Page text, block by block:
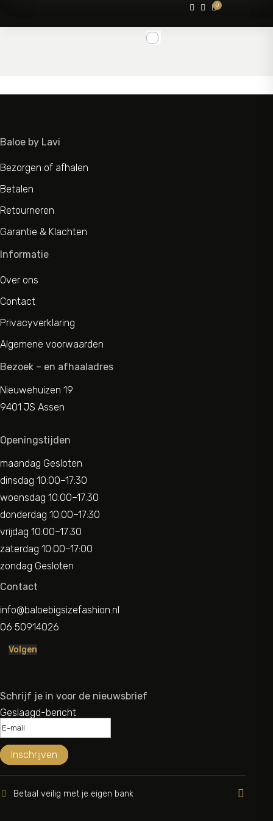
  0
Baloe by Lavi
Bezorgen of afhalen
Betalen
Retourneren
Garantie & Klachten
Informatie
Over ons
Contact
Privacyverklaring
Algemene voorwaarden
Bezoek – en afhaaladres
Nieuwehuizen 19
9401 JS Assen
Openingstijden
maandag Gesloten
dinsdag 10:00–17:30
woensdag 10:00–17:30
donderdag 10:00–17:30
vrijdag 10:00–17:30
zaterdag 10:00–17:00
zondag Gesloten
Contact
info@baloebigsizefashion.nl
06 50914026
Volgen
Schrijf je in voor de nieuwsbrief
Geslaagd-bericht
Inschrijven
 Betaal veilig met je eigen bank 